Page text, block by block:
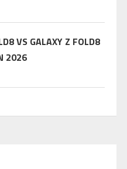
VS GALAXY Z FOLD8
2026